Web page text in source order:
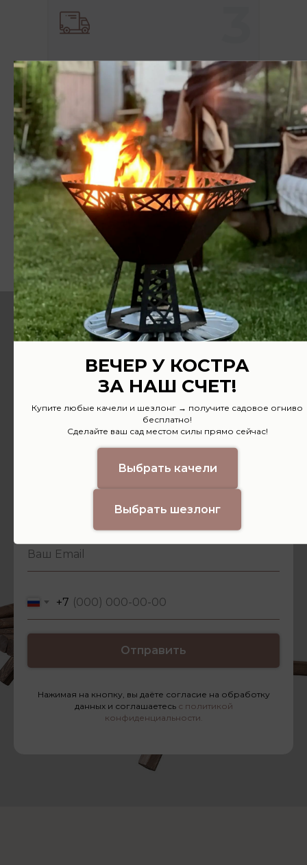
Оплата
Оплатить заказ можно банковской
картой, по счету или наличными
при самовывозе.
4
Доставка
Отправим заказ курьерской службой
или привезем в пункт самовывоза.
Предложение
для дилеров
Интересуют оптовые цены?
Заполните заявку и получите
предложение.
+7
Отправить
Нажимая на кнопку, вы даёте согласие на обработку
данных и соглашаетесь с политикой
конфиденциальности.
ВЕЧЕР У КОСТРА
ЗА НАШ СЧЕТ!
Купите любые качели и шезлонг → получите садовое огниво
бесплатно!
Сделайте ваш сад местом силы прямо сейчас!
Выбрать качели
Выбрать шезлонг